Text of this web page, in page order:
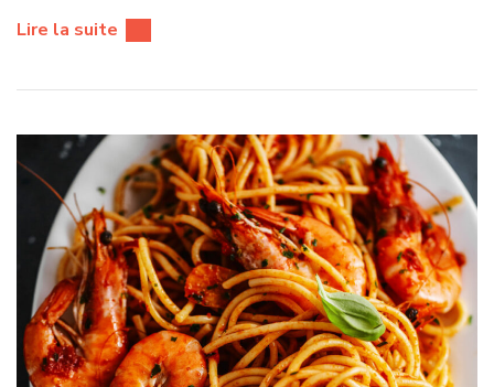
Lire la suite